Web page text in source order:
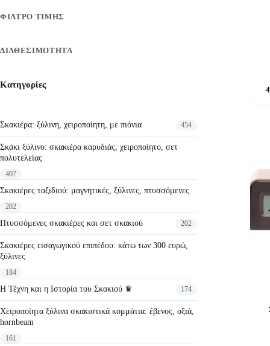
ΦΊΛΤΡΟ ΤΙΜΉΣ
ΔΙΑΘΕΣΙΜΌΤΗΤΑ
Kατηγορίες
Σκακιέρα: ξύλινη, χειροποίητη, με πιόνια 454
Σκάκι ξύλινο: σκακιέρα καρυδιάς, χειροποίητο, σετ
πολυτελείας
407
Σκακιέρες ταξιδιού: μαγνητικές, ξύλινες, πτυσσόμενες
202
Πτυσσόμενες σκακιέρες και σετ σκακιού 202
Σκακιέρες εισαγωγικού επιπέδου: κάτω των 300 ευρώ,
ξύλινες
184
Η Τέχνη και η Ιστορία του Σκακιού ♛ 174
Χειροποίητα ξύλινα σκακιστικά κομμάτια: έβενος, οξιά,
hornbeam
161